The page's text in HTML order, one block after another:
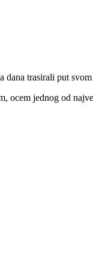
trasirali put
ocem jednog od